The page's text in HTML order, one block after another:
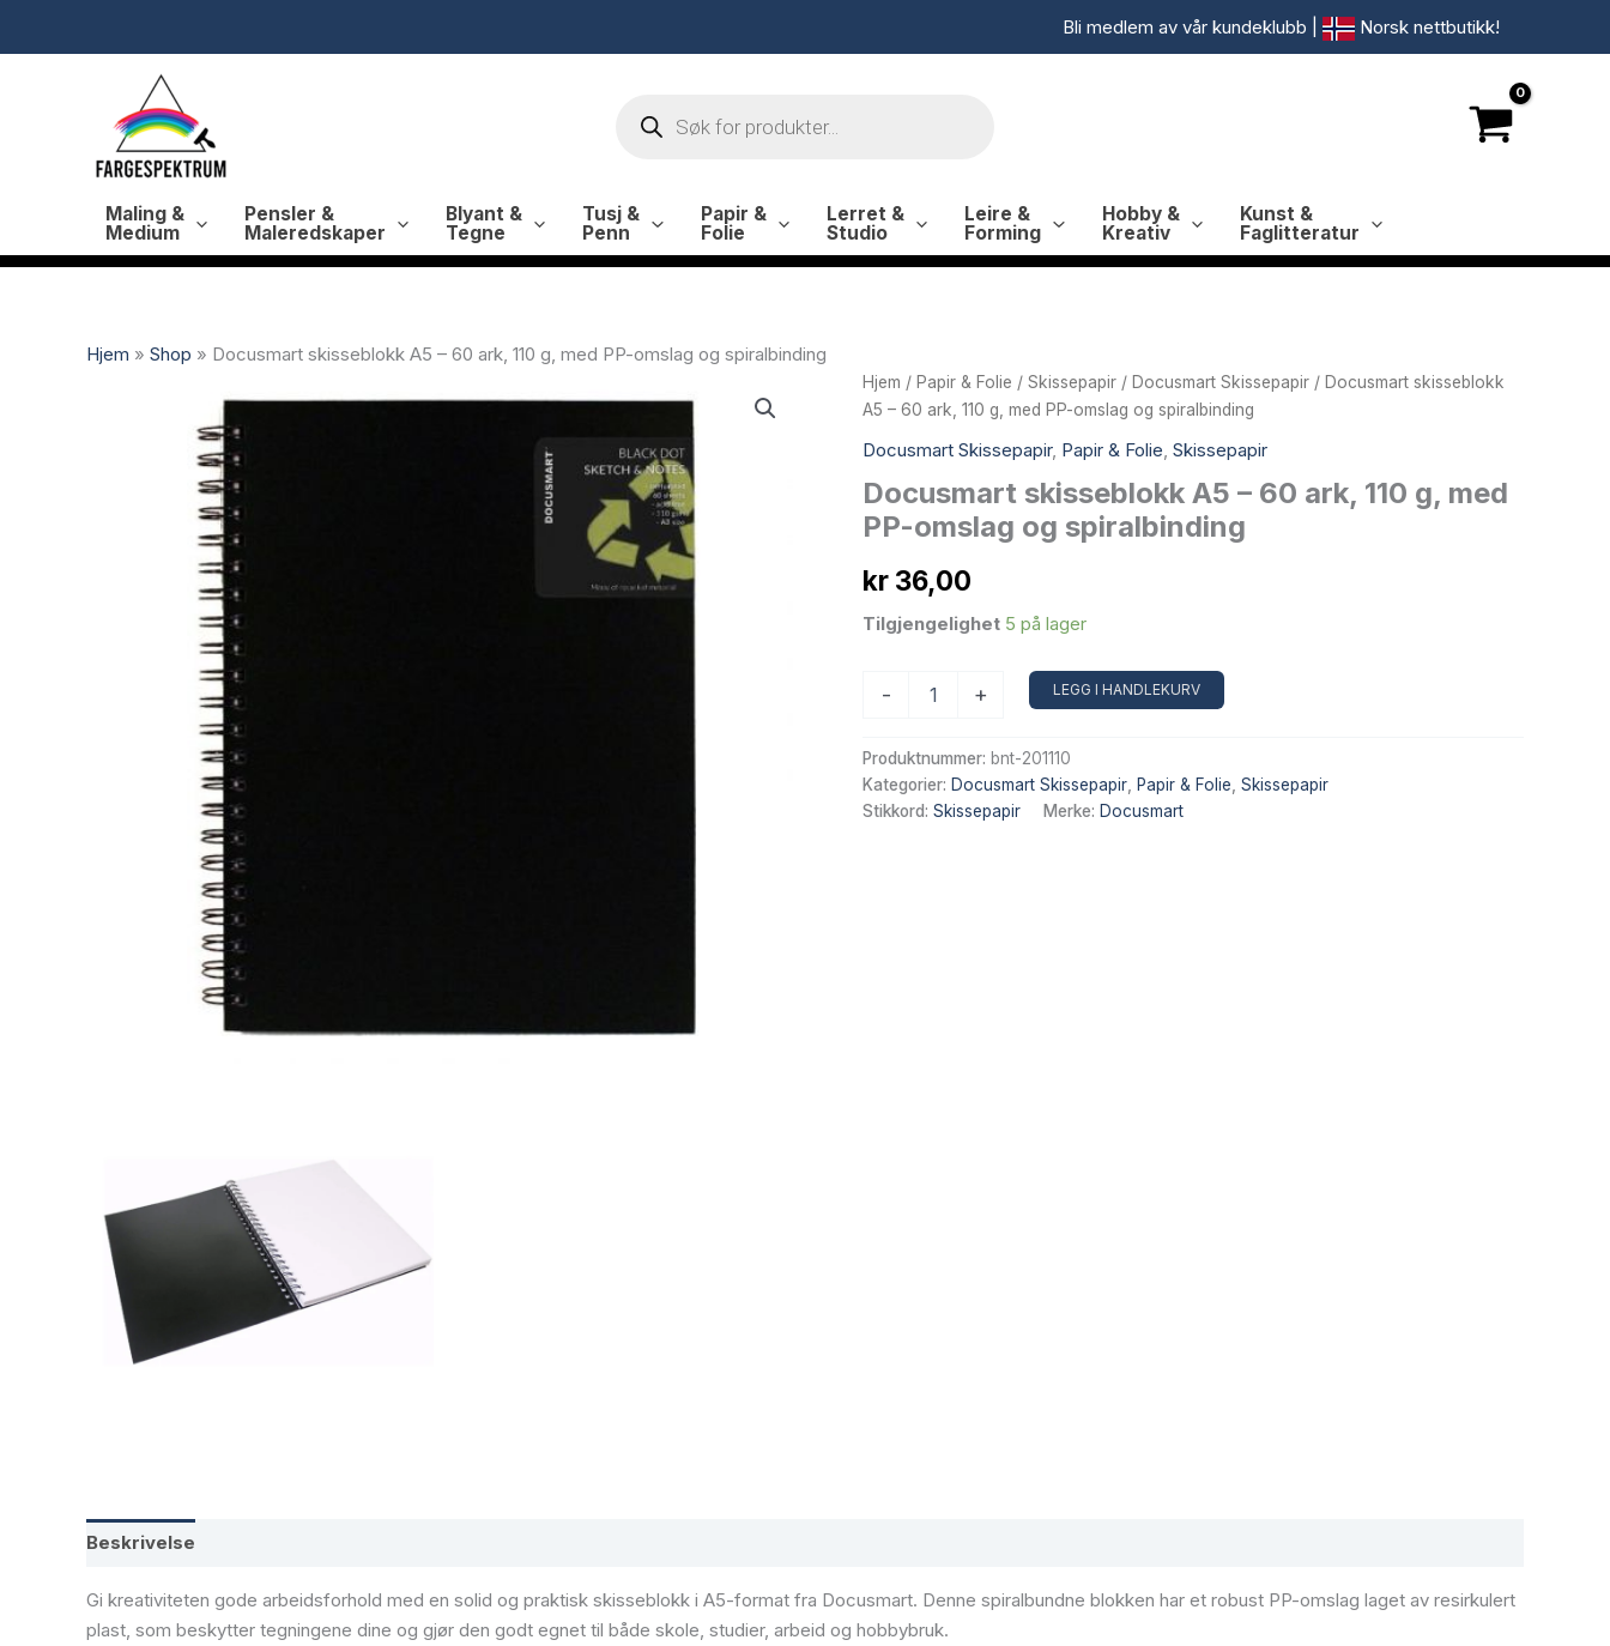
Bli medlem av vår kundeklubb Norsk nettbutikk!
search
Maling &
Medium
Pensler &
Maleredskaper
Blyant &
Tegne
Tusj &
Penn
Papir &
Folie
Lerret &
Studio
Leire &
Forming
Hobby &
Kreativ
Kunst &
Faglitteratur
Hjem » Shop » Docusmart skisseblokk A5 – 60 ark, 110 g, med PP-omslag og spiralbinding
Hjem / Papir & Folie / Skissepapir / Docusmart Skissepapir / Docusmart skisseblokk
A5 – 60 ark, 110 g, med PP-omslag og spiralbinding
Docusmart Skissepapir, Papir & Folie Skissepapir
Docusmart skisseblokk A5 – 60 ark, 110 g, med
PP-omslag og spiralbinding
kr 36,00
Tilgjengelighet 5 på lager
-
skisseblokk
–
60
ark,
+ LEGG I HANDLEKURV
Produktnummer: bnt-201110
Kategorier: Docusmart Skissepapir, Papir & Folie, Skissepapir
Stikkord: Skissepapir Merke: Docusmart
Beskrivelse
Gi kreativiteten gode arbeidsforhold med en solid og praktisk skisseblokk i A5-format fra Docusmart. Denne spiralbundne blokken har et robust PP-omslag laget av resirkulert
plast, som beskytter tegningene dine og gjør den godt egnet til både skole, studier, arbeid og hobbybruk.